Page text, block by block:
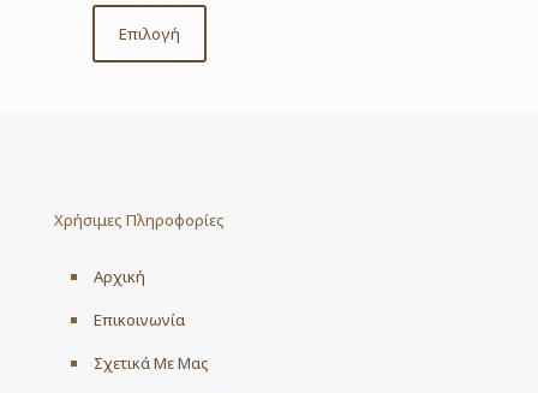
Επιλογή
This
product
be
on
product
Χρήσιμες Πληροφορίες
Αρχική
Επικοινωνία
Σχετικά Με Μας